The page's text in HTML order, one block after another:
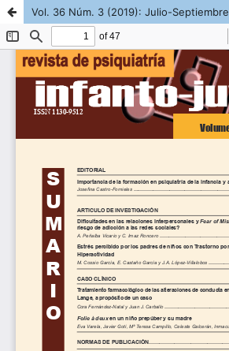
Vol. 36 Núm. 3 (2019): Julio-Septiembre